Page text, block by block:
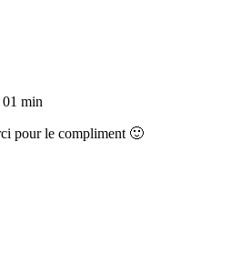
01 min
pour le compliment 🙂